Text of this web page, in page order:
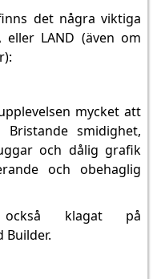
det några viktiga
LAND (även om
mycket att
smidighet,
och dålig grafik
och obehaglig
klagat på
Builder.